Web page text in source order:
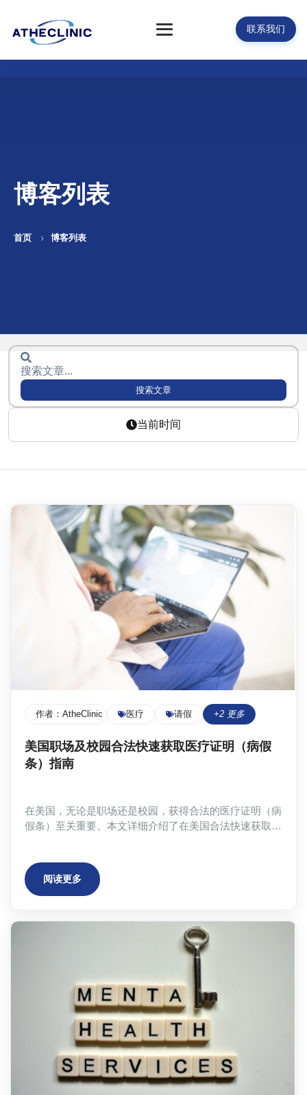
联系我们
博客列表
首页 博客列表
搜索文章
当前时间
作者： AtheClinic Team医疗 请假 +2 更多
美国职场及校园合法快速获取医疗证明（病假
条）指南
在美国，无论是职场还是校园，获得合法的医疗证明（病
假条）至关重要。本文详细介绍了在美国合法快速获取医
术请假、保险理赔等方面的作用，并分别讲解了职场病假
申请流程、留学生RCL与学术请假流程以及心理健康病假
Atheclinic）的理由以及一些小贴士和注意事项，帮助您
顺利完成请假流程，保障自身权益。
阅读更多